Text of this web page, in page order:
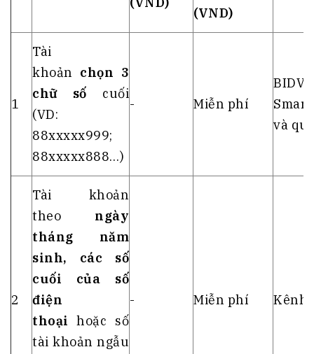
(VND)
1
Tài
khoản chọn 3
chữ số cuối
(VD:
88xxxxx999;
88xxxxx888…)
- Miễn phí
BIDV
và
2
Tài khoản
theo ngày
tháng năm
sinh, các số
cuối của số
điện
thoạihoặc số
tài khoản ngẫu
- Miễn phí Kênh